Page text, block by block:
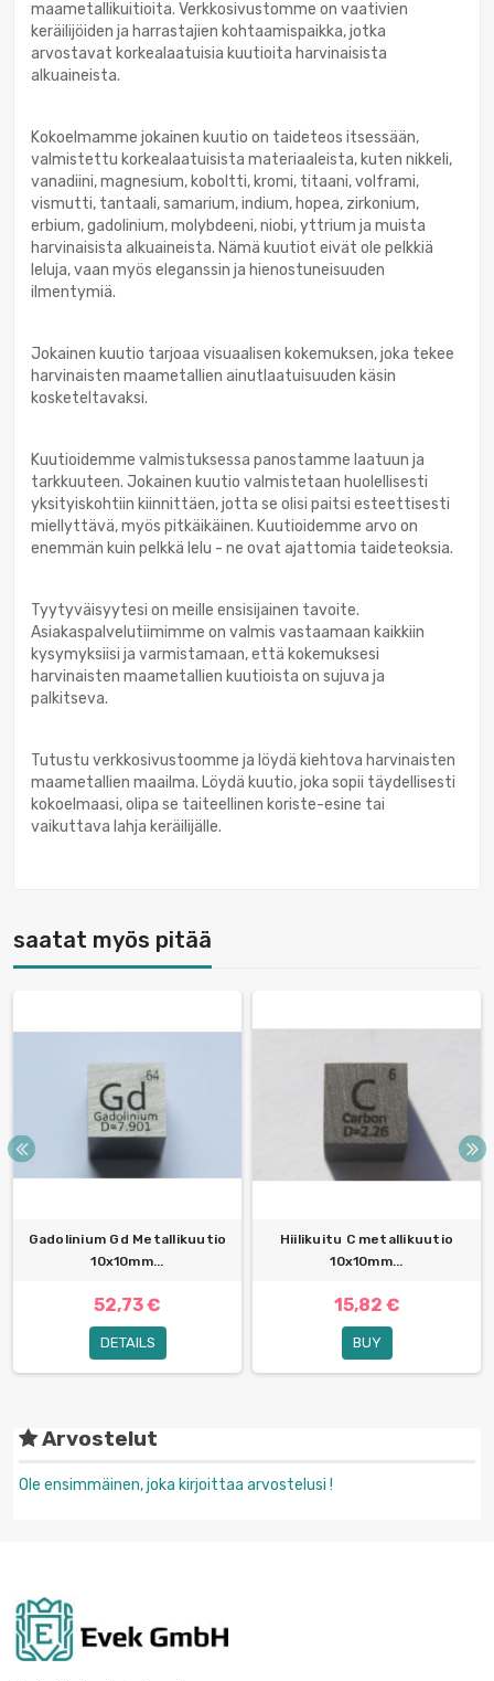
maametallikuitioita. Verkkosivustomme on vaativien
keräilijöiden ja harrastajien kohtaamispaikka, jotka
arvostavat korkealaatuisia kuutioita harvinaisista
alkuaineista.
Kokoelmamme jokainen kuutio on taideteos itsessään,
valmistettu korkealaatuisista materiaaleista, kuten nikkeli,
vanadiini, magnesium, koboltti, kromi, titaani, volframi,
vismutti, tantaali, samarium, indium, hopea, zirkonium,
erbium, gadolinium, molybdeeni, niobi, yttrium ja muista
harvinaisista alkuaineista. Nämä kuutiot eivät ole pelkkiä
leluja, vaan myös eleganssin ja hienostuneisuuden
ilmentymiä.
Jokainen kuutio tarjoaa visuaalisen kokemuksen, joka tekee
harvinaisten maametallien ainutlaatuisuuden käsin
kosketeltavaksi.
Kuutioidemme valmistuksessa panostamme laatuun ja
tarkkuuteen. Jokainen kuutio valmistetaan huolellisesti
yksityiskohtiin kiinnittäen, jotta se olisi paitsi esteettisesti
miellyttävä, myös pitkäikäinen. Kuutioidemme arvo on
enemmän kuin pelkkä lelu - ne ovat ajattomia taideteoksia.
Tyytyväisyytesi on meille ensisijainen tavoite.
Asiakaspalvelutiimimme on valmis vastaamaan kaikkiin
kysymyksiisi ja varmistamaan, että kokemuksesi
harvinaisten maametallien kuutioista on sujuva ja
palkitseva.
Tutustu verkkosivustoomme ja löydä kiehtova harvinaisten
maametallien maailma. Löydä kuutio, joka sopii täydellisesti
kokoelmaasi, olipa se taiteellinen koriste-esine tai
vaikuttava lahja keräilijälle.
saatat myös pitää
Gadolinium Gd Metallikuutio
10x10mm...
52,73 €
DETAILS
Hiilikuitu C metallikuutio
10x10mm...
15,82 €
BUY
Arvostelut
Ole ensimmäinen, joka kirjoittaa arvostelusi !